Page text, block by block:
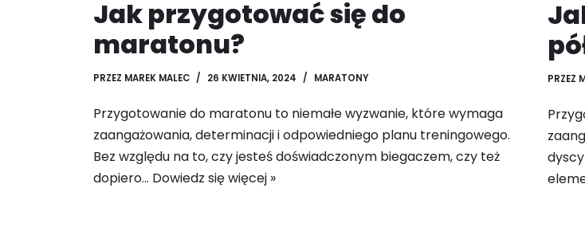
Jak przygotować się do
maratonu?
PRZEZ MAREK MALEC 26 KWIETNIA, 2024 MARATONY
Przygotowanie do maratonu to niemałe wyzwanie, które wymaga
zaangażowania, determinacji i odpowiedniego planu treningowego.
Bez względu na to, czy jesteś doświadczonym biegaczem, czy też
dopiero… Dowiedz się więcej »
PRZEZ